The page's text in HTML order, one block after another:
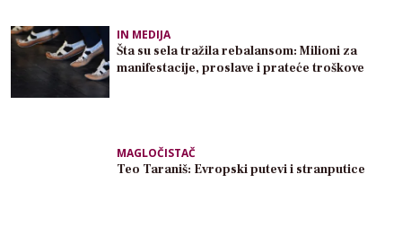
IN MEDIJA
Šta su sela tražila rebalansom: Milioni za
manifestacije, proslave i prateće troškove
MAGLOČISTAČ
Teo Taraniš: Evropski putevi i stranputice